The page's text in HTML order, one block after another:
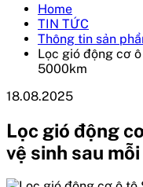
Home
TIN TỨC
Thông tin sản
Lọc gió động cơ
5000km
18.08.2025
Lọc gió động
vệ sinh sau